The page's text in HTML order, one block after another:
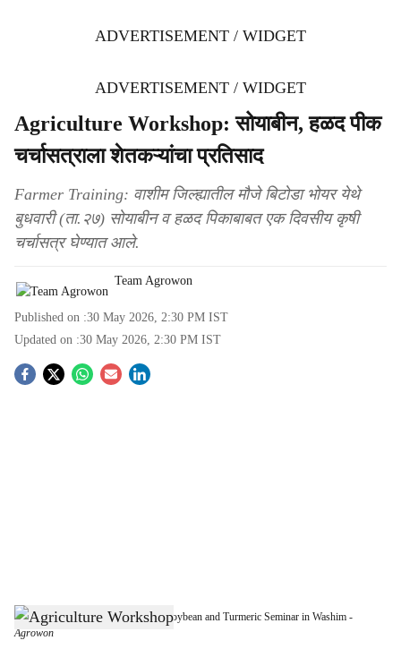
ADVERTISEMENT / WIDGET
ADVERTISEMENT / WIDGET
Agriculture Workshop: सोयाबीन, हळद पीक
चर्चासत्राला शेतकऱ्यांचा प्रतिसाद
Farmer Training: वाशीम जिल्ह्यातील मौजे बिटोडा भोयर येथे
बुधवारी (ता.२७) सोयाबीन व हळद पिकाबाबत एक दिवसीय कृषी
चर्चासत्र घेण्यात आले.
Team Agrowon
Published on :30 May 2026, 2:30 PM IST
Updated on :30 May 2026, 2:30 PM IST
S
h
Farmers Show Strong Response to Soybean and Turmeric Seminar in Washim -
Agrowon